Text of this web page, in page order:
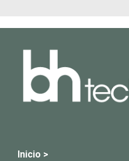
Inicio >